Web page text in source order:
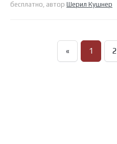
бесплатно, автор Шерил Кушнер
« 1 2